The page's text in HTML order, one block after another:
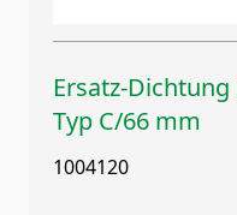
Ersatz-
Typ C/66 mm
1004120